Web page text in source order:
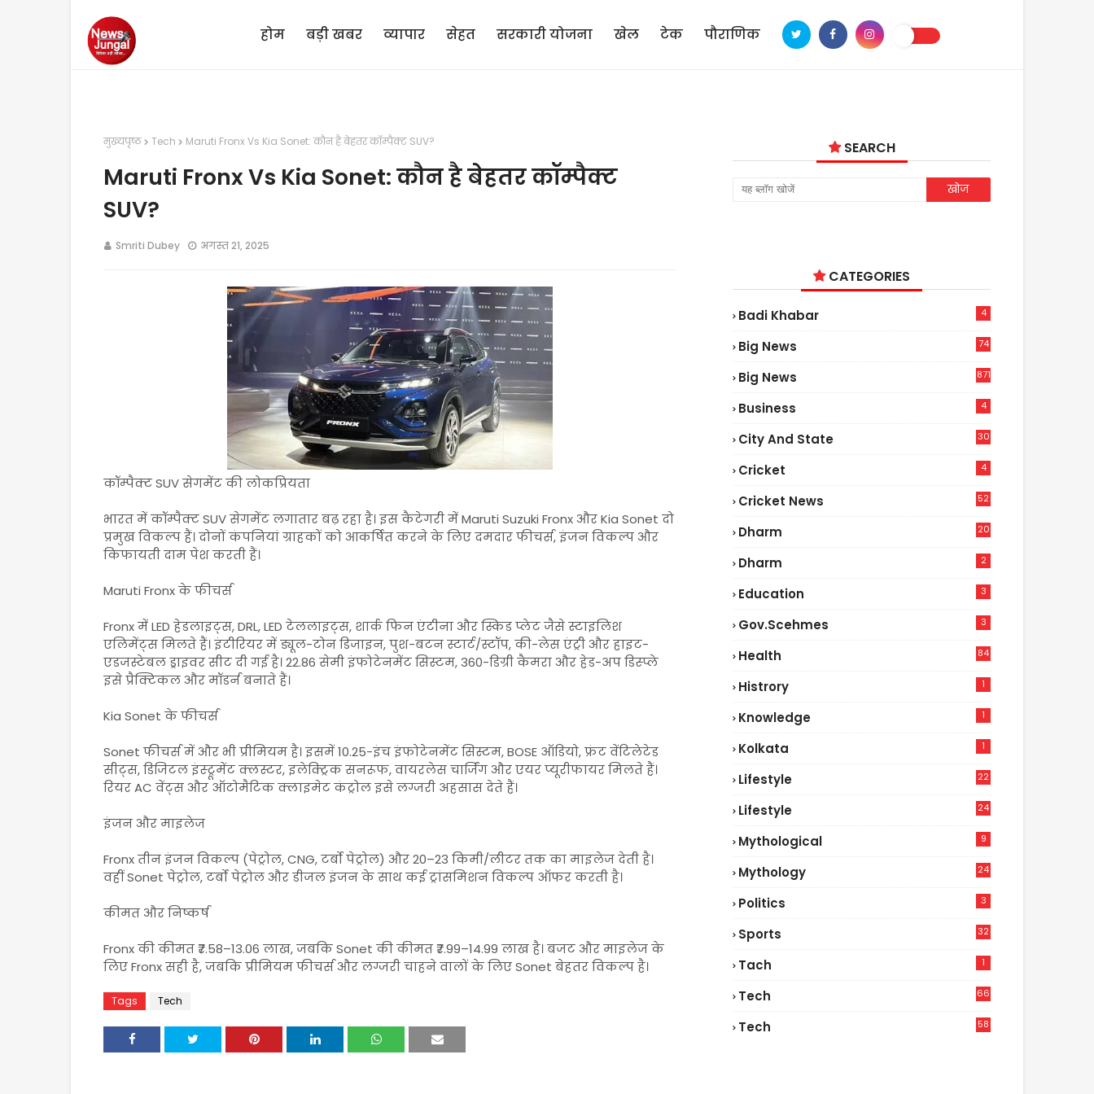
होम बड़ी खबर व्यापार सेहत सरकारी योजना खेल टेक पौराणिक
मुख्यपृष्ठ Tech Maruti Fronx Vs Kia Sonet: कौन है बेहतर कॉम्पैक्ट SUV?
Maruti Fronx Vs Kia Sonet: कौन है बेहतर कॉम्पैक्ट
SUV?
Smriti Dubey अगस्त 21, 2025
कॉम्पैक्ट SUV सेगमेंट की लोकप्रियता
भारत में कॉम्पैक्ट SUV सेगमेंट लगातार बढ़ रहा है। इस कैटेगरी में Maruti Suzuki Fronx और Kia Sonet दो
प्रमुख विकल्प हैं। दोनों कंपनियां ग्राहकों को आकर्षित करने के लिए दमदार फीचर्स, इंजन विकल्प और
किफायती दाम पेश करती हैं।
Maruti Fronx के फीचर्स
Fronx में LED हेडलाइट्स, DRL, LED टेललाइट्स, शार्क फिन एंटीना और स्किड प्लेट जैसे स्टाइलिश
एलिमेंट्स मिलते हैं। इंटीरियर में ड्यूल-टोन डिजाइन, पुश-बटन स्टार्ट/स्टॉप, की-लेस एंट्री और हाइट-
एडजस्टेबल ड्राइवर सीट दी गई है। 22.86 सेमी इंफोटेनमेंट सिस्टम, 360-डिग्री कैमरा और हेड-अप डिस्प्ले
इसे प्रैक्टिकल और मॉडर्न बनाते हैं।
Kia Sonet के फीचर्स
Sonet फीचर्स में और भी प्रीमियम है। इसमें 10.25-इंच इंफोटेनमेंट सिस्टम, BOSE ऑडियो, फ्रंट वेंटिलेटेड
सीट्स, डिजिटल इंस्ट्रूमेंट क्लस्टर, इलेक्ट्रिक सनरूफ, वायरलेस चार्जिंग और एयर प्यूरीफायर मिलते हैं।
रियर AC वेंट्स और ऑटोमैटिक क्लाइमेट कंट्रोल इसे लग्जरी अहसास देते हैं।
इंजन और माइलेज
Fronx तीन इंजन विकल्प (पेट्रोल, CNG, टर्बो पेट्रोल) और 20–23 किमी/लीटर तक का माइलेज देती है।
वहीं Sonet पेट्रोल, टर्बो पेट्रोल और डीजल इंजन के साथ कई ट्रांसमिशन विकल्प ऑफर करती है।
कीमत और निष्कर्ष
Fronx की कीमत ₹7.58–13.06 लाख, जबकि Sonet की कीमत ₹7.99–14.99 लाख है। बजट और माइलेज के
लिए Fronx सही है, जबकि प्रीमियम फीचर्स और लग्जरी चाहने वालों के लिए Sonet बेहतर विकल्प है।
Tags Tech
SEARCH
CATEGORIES
Badi Khabar 4
Big News
74
Big News 871
Business 4
City And State 30
Cricket 4
Cricket News
52
Dharm 20
Dharm 2
Education 3
Gov.scehmes 3
Health
84
Histrory 1
Knowledge 1
Kolkata 1
Lifestyle
22
Lifestyle
24
Mythological 9
Mythology 24
Politics 3
Sports 32
Tach 1
Tech
66
Tech
58